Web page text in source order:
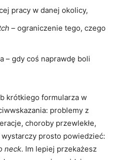
pracy w danej okolicy,
– ograniczenie tego, czego
– gdy coś naprawdę boli
krótkiego formularza w
problemy z
choroby przewlekłe,
prosto powiedzieć:
neck. Im lepiej przekażesz